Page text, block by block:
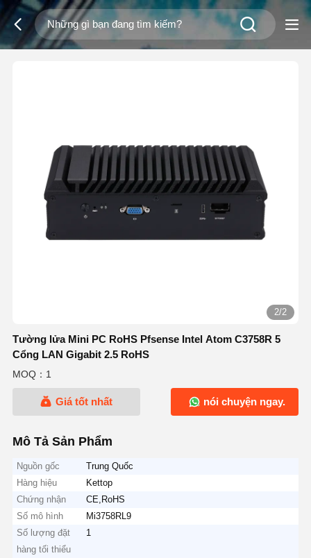
2/2
Tường lửa Mini PC RoHS Pfsense Intel Atom C3758R 5
Cổng LAN Gigabit 2.5 RoHS
MOQ：1
Giá tốt nhất nói chuyện ngay.
Mô Tả Sản Phẩm
Nguồn gốc
Trung Quốc
Hàng hiệu
Kettop
Chứng nhận
CE,RoHS
Số mô hình
Mi3758RL9
Số lượng đặt
hàng tối thiểu
1